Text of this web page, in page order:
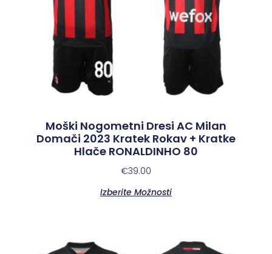
Moški Nogometni Dresi AC Milan
Domači 2023 Kratek Rokav + Kratke
Hlače RONALDINHO 80
€39.00
Izberite Možnosti